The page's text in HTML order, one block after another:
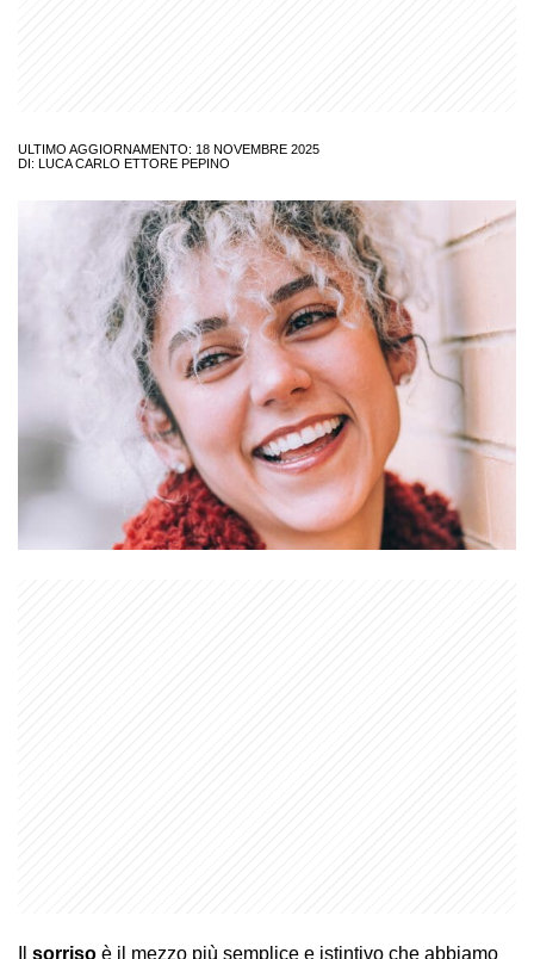
ULTIMO AGGIORNAMENTO: 18 NOVEMBRE 2025
DI: LUCA CARLO ETTORE PEPINO
sorriso è il mezzo più semplice e istintivo che abbiamo